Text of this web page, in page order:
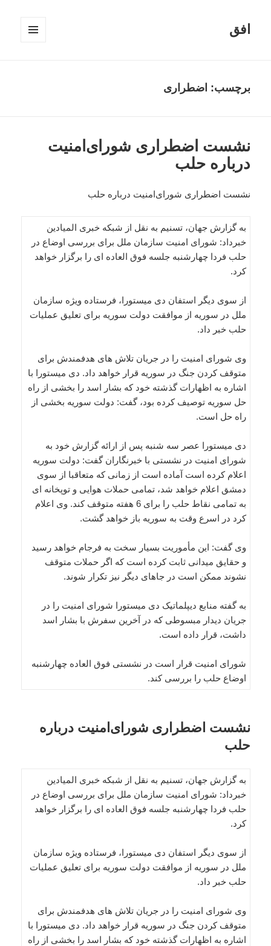
افق
برچسب: اضطراری
نشست اضطراری شورای‌امنیت
درباره حلب
نشست اضطراری شورای‌امنیت درباره حلب
به گزارش جهان، تسنیم به نقل از شبکه خبری المیادین
خبرداد: شورای امنیت سازمان ملل برای بررسی اوضاع در
حلب فردا چهارشنبه جلسه فوق العاده ای را برگزار خواهد
کرد.
از سوی دیگر استفان دی میستورا، فرستاده ویژه سازمان
ملل در سوریه از موافقت دولت سوریه برای تعلیق عملیات
حلب خبر داد.
وی شورای امنیت را در جریان تلاش های هدفمندش برای
متوقف کردن جنگ در سوریه قرار خواهد داد. دی میستورا با
اشاره به اظهارات گذشته خود که بشار اسد را بخشی از راه
حل سوریه توصیف کرده بود، گفت: دولت سوریه بخشی از
راه حل است.
دی میستورا عصر سه شنبه پس از ارائه گزارش خود به
شورای امنیت در نشستی با خبرنگاران گفت: دولت سوریه
اعلام کرده است آماده است از زمانی که متعاقبا از سوی
دمشق اعلام خواهد شد، تمامی حملات هوایی و توپخانه ای
به تمامی نقاط حلب را برای 6 هفته متوقف کند. وی اعلام
کرد در اسرع وقت به سوریه باز خواهد گشت.
وی گفت: این مأموریت بسیار سخت به فرجام خواهد رسید
و حقایق میدانی ثابت کرده است که اگر حملات متوقف
نشوند ممکن است در جاهای دیگر نیز تکرار شوند.
به گفته منابع دیپلماتیک دی میستورا شورای امنیت را در
جریان دیدار مبسوطی که در آخرین سفرش با بشار اسد
داشت، قرار داده است.
شورای امنیت قرار است در نشستی فوق العاده چهارشنبه
اوضاع حلب را بررسی کند.
نشست اضطراری شورای‌امنیت درباره
حلب
به گزارش جهان، تسنیم به نقل از شبکه خبری المیادین
خبرداد: شورای امنیت سازمان ملل برای بررسی اوضاع در
حلب فردا چهارشنبه جلسه فوق العاده ای را برگزار خواهد
کرد.
از سوی دیگر استفان دی میستورا، فرستاده ویژه سازمان
ملل در سوریه از موافقت دولت سوریه برای تعلیق عملیات
حلب خبر داد.
وی شورای امنیت را در جریان تلاش های هدفمندش برای
متوقف کردن جنگ در سوریه قرار خواهد داد. دی میستورا با
اشاره به اظهارات گذشته خود که بشار اسد را بخشی از راه